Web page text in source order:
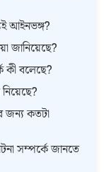
আইনভঙ্গ?
জানিয়েছে?
কী বলেছে?
জন্য কতটা
সম্পর্কে জানতে